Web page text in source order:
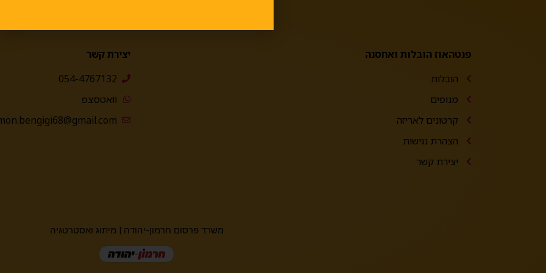
פנטהאוז הובלות ואחסנה
הובלות
מנופים
קרטונים לאריזה
הצהרת נגישות
יצירת קשר
יצירת קשר
054-4767132
וואטסצפ
משרד פרסום חרמון-יהודה | מיתוג ואסטרטגיה